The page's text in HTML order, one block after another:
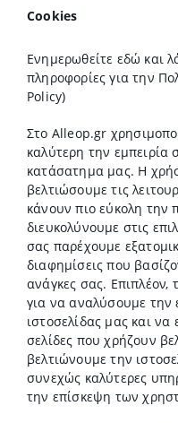
Cookies
Ενημερωθείτε εδώ και
πληροφορίες για την
Policy)
Στο Alleop.gr
καλύτερη την εμπειρία
κατάσατημα μας. Η
βελτιώσουμε τις
κάνουν πιο εύκολη την
διευκολύνουμε στις
σας παρέχουμε
διαφημίσεις που
ανάγκες σας. Επιπλέον,
για να αναλύσουμε την
ιστοσελίδας μας και
σελίδες που χρήζουν
βελτιώνουμε την
συνεχώς καλύτερες
την επίσκεψη των